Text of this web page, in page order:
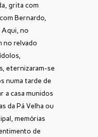
grita com
Bernardo,
Aqui, no
no relvado
eternizaram-se
numa tarde de
a casa munidos
da Pá Velha ou
memórias
de